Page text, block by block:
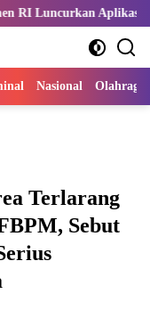
Aplikasi Bungo Pintar
Nasional Olahraga
Terlarang
Sebut